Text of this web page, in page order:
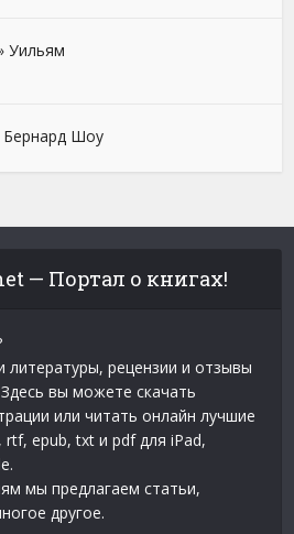
Уильям
Бернард Шоу
— Портал о книгах!
литературы, рецензии и отзывы
вы можете скачать
или читать онлайн лучшие
epub, txt и pdf для iPad,
мы предлагаем статьи,
другое.